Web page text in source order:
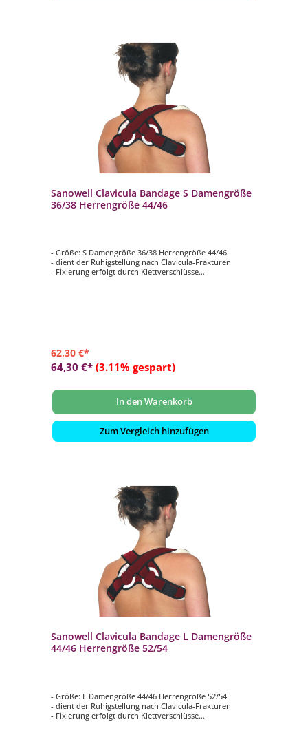
Sanowell Clavicula Bandage S Damengröße
36/38 Herrengröße 44/46
- Größe: S Damengröße 36/38 Herrengröße 44/46
- dient der Ruhigstellung nach Clavicula-Frakturen
- Fixierung erfolgt durch Klettverschlüsse
62,30 €*
64,30 €* (3.11% gespart)
In den Warenkorb
Zum Vergleich hinzufügen
Sanowell Clavicula Bandage L Damengröße
44/46 Herrengröße 52/54
- Größe: L Damengröße 44/46 Herrengröße 52/54
- dient der Ruhigstellung nach Clavicula-Frakturen
- Fixierung erfolgt durch Klettverschlüsse